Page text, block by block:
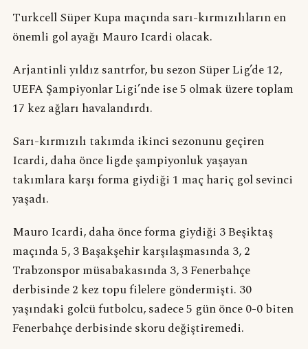
Turkcell Süper Kupa maçında sarı-kırmızılıların en
önemli gol ayağı Mauro Icardi olacak.
Arjantinli yıldız santrfor, bu sezon Süper Lig’de 12,
UEFA Şampiyonlar Ligi’nde ise 5 olmak üzere toplam
17 kez ağları havalandırdı.
Sarı-kırmızılı takımda ikinci sezonunu geçiren
Icardi, daha önce ligde şampiyonluk yaşayan
takımlara karşı forma giydiği 1 maç hariç gol sevinci
yaşadı.
Mauro Icardi, daha önce forma giydiği 3 Beşiktaş
maçında 5, 3 Başakşehir karşılaşmasında 3, 2
Trabzonspor müsabakasında 3, 3 Fenerbahçe
derbisinde 2 kez topu filelere göndermişti. 30
yaşındaki golcü futbolcu, sadece 5 gün önce 0-0 biten
Fenerbahçe derbisinde skoru değiştiremedi.